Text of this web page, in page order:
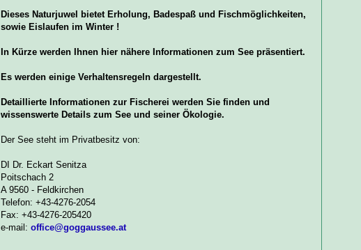
Dieses Naturjuwel bietet Erholung, Badespaß und Fischmöglichkeiten,
sowie Eislaufen im Winter !
In Kürze werden Ihnen hier nähere Informationen zum See präsentiert.
Es werden einige Verhaltensregeln dargestellt.
Detaillierte Informationen zur Fischerei werden Sie finden und
wissenswerte Details zum See und seiner Ökologie.
Der See steht im Privatbesitz von:
DI Dr. Eckart Senitza
Poitschach 2
A 9560 - Feldkirchen
Telefon: +43-4276-2054
Fax: +43-4276-205420
e-mail: office@goggaussee.at